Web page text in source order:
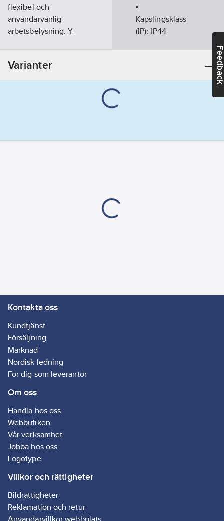
flexibel och
användarvänlig
arbetsbelysning. Y-
slingor och rikta
belysning i flera olika
slingor kopplas till
belysningen ger en
jämn skuggfri
kraftfullt vitt ljus. LED-
slingorna kan
användas som tillfällig
belysning både vid
inomhus- och
utomhusbruk för att
byggarbetsplatser,
korridorer, trappor,
ställningar och
hisschakt. Slingorna
finns i flera olika
längder och har
ger en användarvänlig
och flexibel
Kapslingsklass
(IP): IP44
Varianter
Kontakta oss
Kundtjänst
Försäljning
Marknad
Nordisk ledning
För dig som leverantör
Om oss
Handla hos oss
Webbutiken
Vår verksamhet
Jobba hos oss
Logotype
Villkor och rättigheter
Bildrättigheter
Reklamation och retur